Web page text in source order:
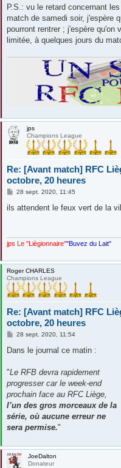
P.S.: vu le retard concernant
match de samedi soir, j'espère
pourront rentrer ; j'espère qu'on
limitée, à quelques jours du
jps
Champions League
Re: [Avant match] RFC
octobre, 20 heures
M
s
28 sept. 2020, 11:45
ils attendent le feux vert de la
jps Le "Liègionnaire""Buvez du Lait"
Roger CHARLES
Champions League
Re: [Avant match] RFC
octobre, 20 heures
M
s
g
28 sept. 2020, 11:54
Dans le journal ce matin :
"Le RFB devra rapidement
progresser car le week-end
prochain face au RFC Liège,
l’un des gros morceaux de la
série, où aucune erreur ne
sera permise."
JoeDalton
Donateur